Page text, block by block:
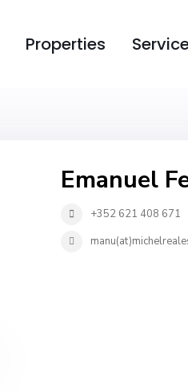
Properties
Emanuel
+352 621 408 671